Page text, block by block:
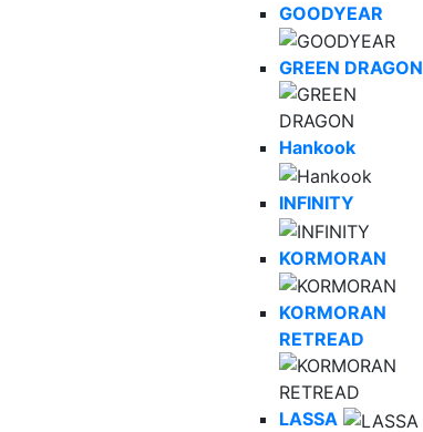
GOODYEAR
GREEN DRAGON
Hankook
INFINITY
KORMORAN
KORMORAN
RETREAD
LASSA